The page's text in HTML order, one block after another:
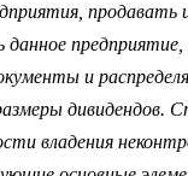
продавать
и
дивидендов.
владения